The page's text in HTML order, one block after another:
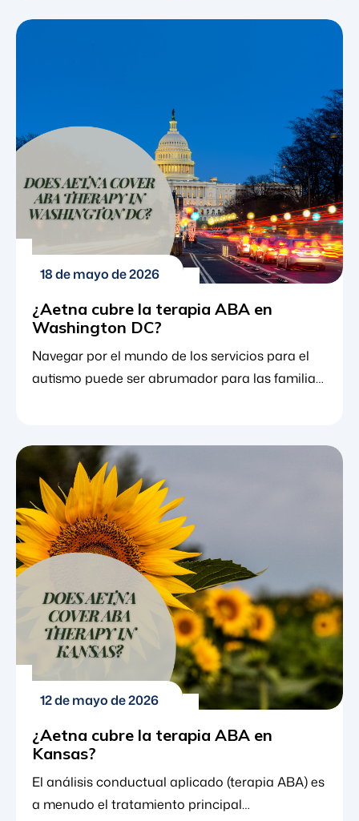
más rápido posible. Durante décadas, el análisis
centrarse en los principios del aprendizaje y […].
18 de mayo de 2026
¿Aetna cubre la terapia ABA en
Washington DC?
Navegar por el mundo de los servicios para el
autismo puede ser abrumador para las familias
financiarán la atención esencial que necesita
su hijo. Si usted es titular de una póliza de Aetna
que vive en Washington D.C., probablemente
quiera saber: ¿Cubre Aetna el análisis
conductual aplicado […]
12 de mayo de 2026
¿Aetna cubre la terapia ABA en
Kansas?
El análisis conductual aplicado (terapia ABA) es
a menudo el tratamiento principal